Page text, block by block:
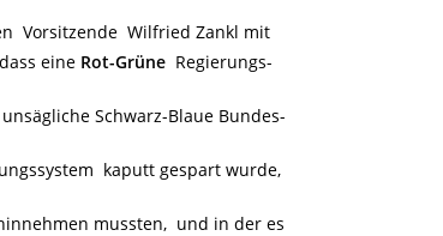
Vorsitzende Wilfried Zankl mit
eine Rot-Grüne Regierungs-
Schwarz-Blaue Bundes-
kaputt gespart wurde,
mussten, und in der es